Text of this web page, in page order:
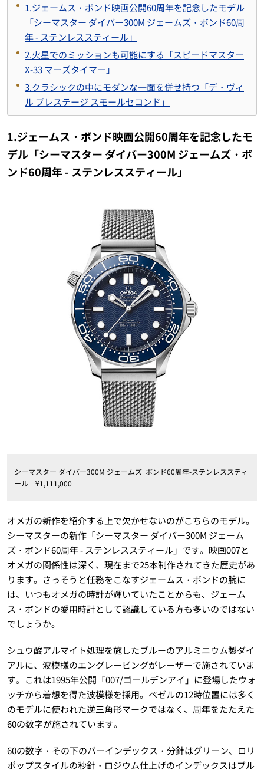
1.ジェームス・ボンド映画公開60周年を記念したモデル
「シーマスター ダイバー300M ジェームズ・ボンド60周
年 - ステンレススティール」
2.火星でのミッションも可能にする「スピードマスター
X-33 マーズタイマー」
3.クラシックの中にモダンな一面を併せ持つ「デ・ヴィ
ル プレステージ スモールセコンド」
1.ジェームス・ボンド映画公開60周年を記念したモ
デル「シーマスター ダイバー300M ジェームズ・ボ
ンド60周年 - ステンレススティール」
シーマスター ダイバー300M ジェームズ･ボンド60周年-ステンレススティ
ール ¥1,111,000
オメガの新作を紹介する上で欠かせないのがこちらのモデル。
シーマスターの新作「シーマスター ダイバー300M ジェーム
ズ・ボンド60周年 - ステンレススティール」です。映画007と
オメガの関係性は深く、現在まで25本制作されてきた歴史があ
ります。さっそうと任務をこなすジェームス・ボンドの腕に
は、いつもオメガの時計が輝いていたことからも、ジェーム
ス・ボンドの愛用時計として認識している方も多いのではない
でしょうか。
シュウ酸アルマイト処理を施したブルーのアルミニウム製ダイ
アルに、波模様のエングレービングがレーザーで施されていま
す。これは1995年公開「007/ゴールデンアイ」に登場したウォ
ッチから着想を得た波模様を採用。ベゼルの12時位置には多く
のモデルに使われた逆三角形マークではなく、周年をたたえた
60の数字が施されています。
60の数字・その下のバーインデックス・分針はグリーン、ロリ
ポップスタイルの秒針・ロジウム仕上げのインデックスはブル